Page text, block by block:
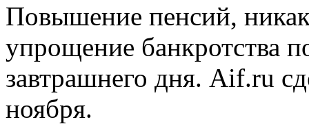
Повышение пенсий,
упрощение банкротства
завтрашнего дня. Aif.ru
ноября.